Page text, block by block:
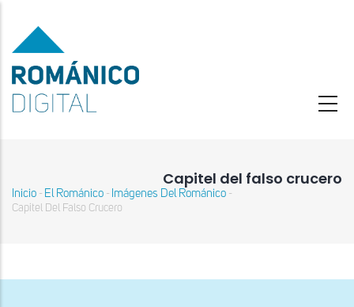
contenido
principal
Capitel del falso crucero
Sobrescribir
ayuda
Inicio - El Románico - Imágenes Del Románico -
Capitel Del Falso Crucero